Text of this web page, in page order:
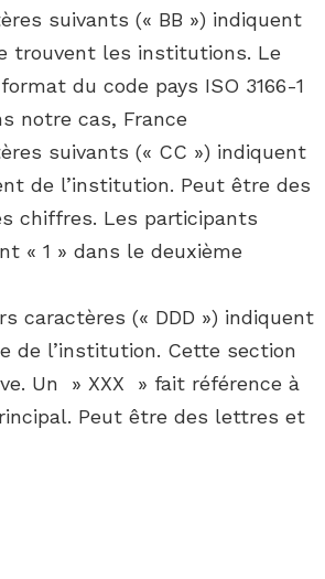
suivants (« BB ») indiquent
trouvent les institutions. Le
du code pays ISO 3166-1
notre cas, France
suivants (« CC ») indiquent
de l’institution. Peut être des
chiffres. Les participants
« 1 » dans le deuxième
caractères (« DDD ») indiquent
de l’institution. Cette section
Un » XXX » fait référence à
Peut être des lettres et